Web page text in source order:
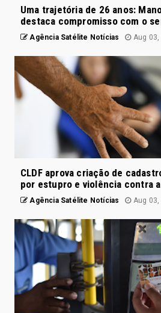
Uma trajetória de 26 anos:
destaca compromisso com o
Agência Satélite Notícias Aug 03,
CLDF aprova criação de
por estupro e violência contra
Agência Satélite Notícias Aug 03,